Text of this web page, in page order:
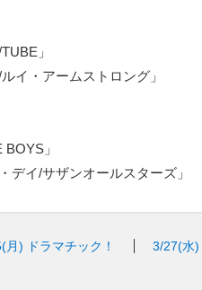
」
イ・アームストロング」
」
デイ/サザンオールスターズ」
月) ドラマチック！ 3/27(水)